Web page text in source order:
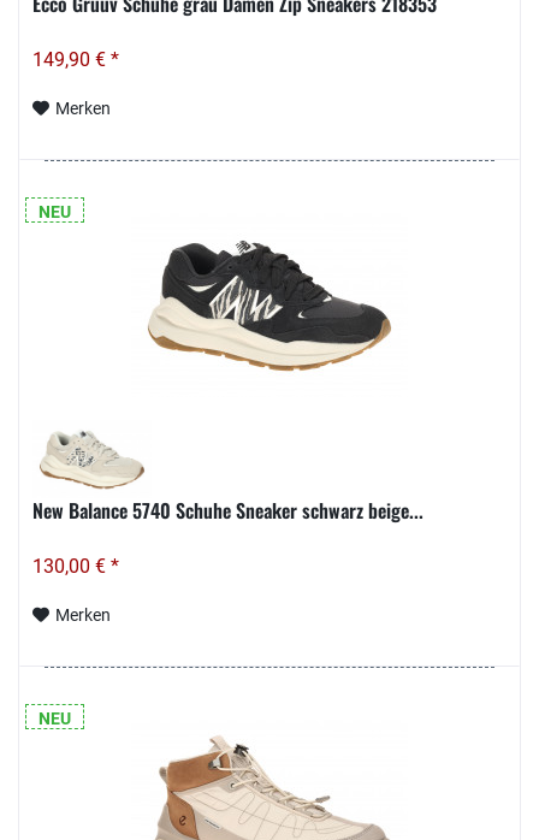
149,90 € *
Merken
NEU
New Balance 5740 Schuhe Sneaker schwarz beige...
130,00 € *
Merken
NEU